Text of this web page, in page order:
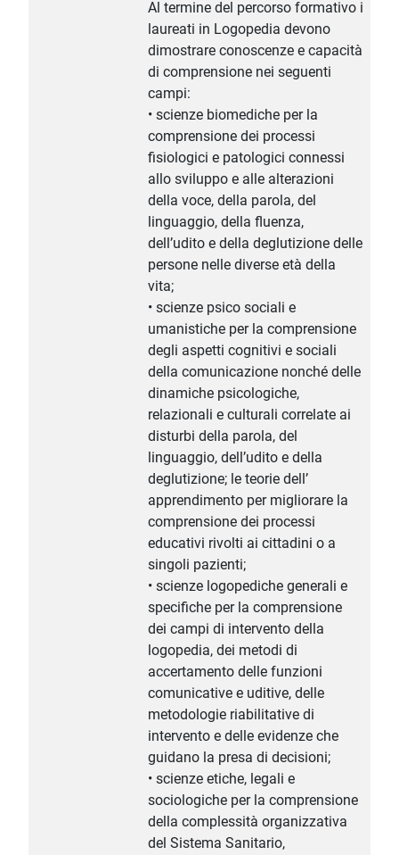
Al termine del percorso formativo i
laureati in Logopedia devono
dimostrare conoscenze e capacità
di comprensione nei seguenti
campi:
• scienze biomediche per la
comprensione dei processi
fisiologici e patologici connessi
allo sviluppo e alle alterazioni
della voce, della parola, del
linguaggio, della fluenza,
dell’udito e della deglutizione delle
persone nelle diverse età della
vita;
• scienze psico sociali e
umanistiche per la comprensione
degli aspetti cognitivi e sociali
della comunicazione nonché delle
dinamiche psicologiche,
relazionali e culturali correlate ai
disturbi della parola, del
linguaggio, dell’udito e della
deglutizione; le teorie dell’
apprendimento per migliorare la
comprensione dei processi
educativi rivolti ai cittadini o a
singoli pazienti;
• scienze logopediche generali e
specifiche per la comprensione
dei campi di intervento della
logopedia, dei metodi di
accertamento delle funzioni
comunicative e uditive, delle
metodologie riabilitative di
intervento e delle evidenze che
guidano la presa di decisioni;
• scienze etiche, legali e
sociologiche per la comprensione
della complessità organizzativa
del Sistema Sanitario,